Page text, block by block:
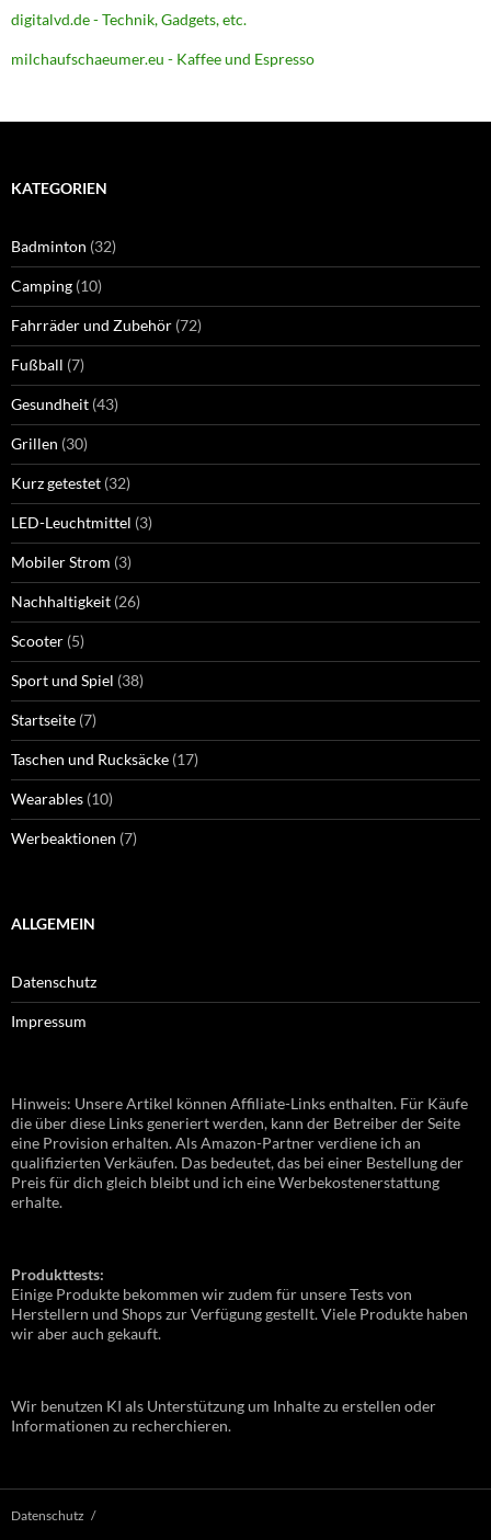
digitalvd.de - Technik, Gadgets, etc.
milchaufschaeumer.eu - Kaffee und Espresso
KATEGORIEN
Badminton (32)
Camping (10)
Fahrräder und Zubehör (72)
Fußball (7)
Gesundheit (43)
Grillen (30)
Kurz getestet (32)
LED-Leuchtmittel (3)
Mobiler Strom (3)
Nachhaltigkeit (26)
Scooter (5)
Sport und Spiel (38)
Startseite (7)
Taschen und Rucksäcke (17)
Wearables (10)
Werbeaktionen (7)
ALLGEMEIN
Datenschutz
Impressum
Hinweis: Unsere Artikel können Affiliate-Links enthalten. Für Käufe
die über diese Links generiert werden, kann der Betreiber der Seite
eine Provision erhalten. Als Amazon-Partner verdiene ich an
qualifizierten Verkäufen. Das bedeutet, das bei einer Bestellung der
Preis für dich gleich bleibt und ich eine Werbekostenerstattung
erhalte.
Produkttests:
Einige Produkte bekommen wir zudem für unsere Tests von
Herstellern und Shops zur Verfügung gestellt. Viele Produkte haben
wir aber auch gekauft.
Wir benutzen KI als Unterstützung um Inhalte zu erstellen oder
Informationen zu recherchieren.
Datenschutz